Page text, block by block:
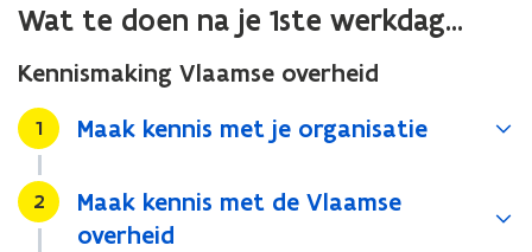
Wat te doen na je 1ste werkdag...
Kennismaking Vlaamse overheid
Stap
1 Maak kennis met je organisatie
Stap
2
Maak kennis met de Vlaamse
overheid